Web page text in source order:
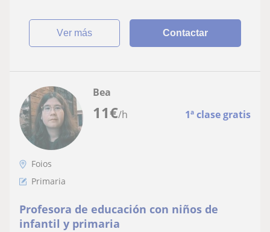
ver más Contactar
11€/h 1ª clase gratis
Bea
Foios
Primaria
Profesora de educación con niños de
infantil y primaria